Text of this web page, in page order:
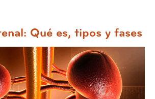
Qué es, tipos y fases